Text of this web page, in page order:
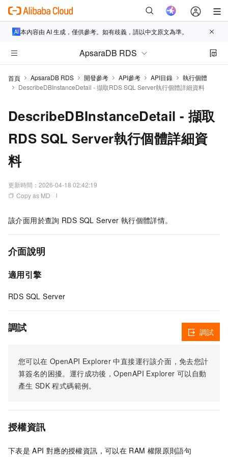
本內容由 AI 生成，僅供參考。如有歧義，請以中文原文為準。
ApsaraDB RDS
首頁 ApsaraDB RDS 開發參考 API參考 API目錄
執行個體
DescribeDBInstanceDetail - 擷取RDS SQL Server執行個體詳細資料
DescribeDBInstanceDetail - 擷取
RDS SQL Server執行個體詳細資
料
更新時間： 2026-04-18 02:42:19
Copy as MD
該介面用於查詢 RDS SQL Server 執行個體詳情。
介面說明
適用引擎
RDS SQL Server
調試
您可以在 OpenAPI Explorer 中直接運行該介面，免去您計
算簽名的困擾。運行成功後，OpenAPI Explorer 可以自動
產生 SDK 程式碼範例。
調試
授權資訊
下表是 API 對應的授權資訊，可以在 RAM 權限原則語句